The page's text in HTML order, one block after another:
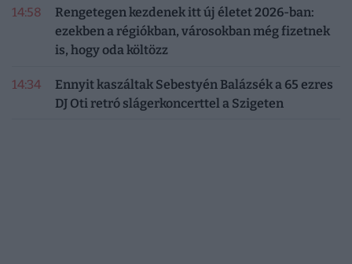
14:58
Rengetegen kezdenek itt új életet 2026-ban:
ezekben a régiókban, városokban még fizetnek
is, hogy oda költözz
14:34
Ennyit kaszáltak Sebestyén Balázsék a 65 ezres
DJ Oti retró slágerkoncerttel a Szigeten